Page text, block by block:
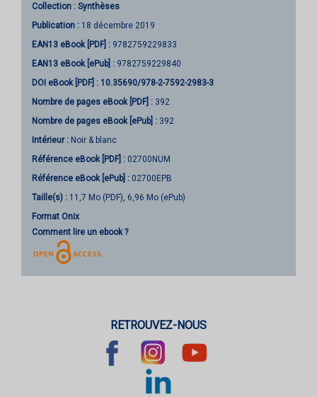
Collection : Synthèses
Publication : 18 décembre 2019
EAN13 eBook [PDF] : 9782759229833
EAN13 eBook [ePub] : 9782759229840
DOI eBook [PDF] : 10.35690/978-2-7592-2983-3
Nombre de pages eBook [PDF] : 392
Nombre de pages eBook [ePub] : 392
Intérieur : Noir & blanc
Référence eBook [PDF] : 02700NUM
Référence eBook [ePub] : 02700EPB
Taille(s) : 11,7 Mo (PDF), 6,96 Mo (ePub)
Format Onix
Comment lire un ebook ?
RETROUVEZ-NOUS